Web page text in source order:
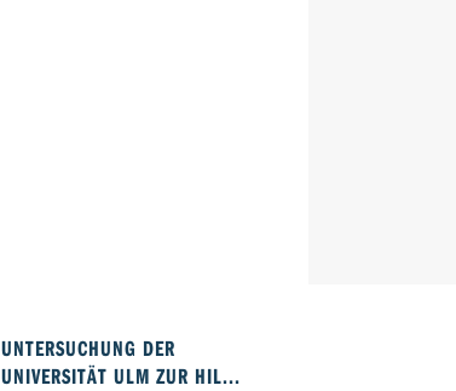
UNTERSUCHUNG DER
UNIVERSITÄT ULM ZUR HIL...